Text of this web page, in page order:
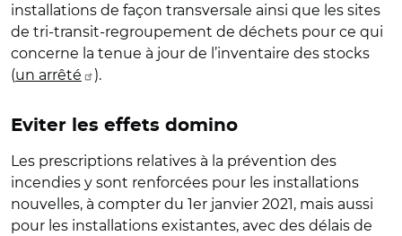
installations de façon transversale ainsi que les sites
de tri-transit-regroupement de déchets pour ce qui
concerne la tenue à jour de l’inventaire des stocks
(un arrêté ).
Eviter les effets domino
Les prescriptions relatives à la prévention des
incendies y sont renforcées pour les installations
nouvelles, à compter du 1er janvier 2021, mais aussi
pour les installations existantes, avec des délais de